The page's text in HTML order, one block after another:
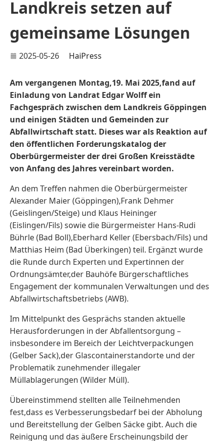
Landkreis setzen auf
gemeinsame Lösungen
2025-05-26 HaiPress
Am vergangenen Montag,19. Mai 2025,fand auf
Einladung von Landrat Edgar Wolff ein
Fachgespräch zwischen dem Landkreis Göppingen
und einigen Städten und Gemeinden zur
Abfallwirtschaft statt. Dieses war als Reaktion auf
den öffentlichen Forderungskatalog der
Oberbürgermeister der drei Großen Kreisstädte
von Anfang des Jahres vereinbart worden.
An dem Treffen nahmen die Oberbürgermeister
Alexander Maier (Göppingen),Frank Dehmer
(Geislingen/Steige) und Klaus Heininger
(Eislingen/Fils) sowie die Bürgermeister Hans-Rudi
Bührle (Bad Boll),Eberhard Keller (Ebersbach/Fils) und
Matthias Heim (Bad Überkingen) teil. Ergänzt wurde
die Runde durch Experten und Expertinnen der
Ordnungsämter,der Bauhöfe Bürgerschaftliches
Engagement der kommunalen Verwaltungen und des
Abfallwirtschaftsbetriebs (AWB).
Im Mittelpunkt des Gesprächs standen aktuelle
Herausforderungen in der Abfallentsorgung –
insbesondere im Bereich der Leichtverpackungen
(Gelber Sack),der Glascontainerstandorte und der
Problematik zunehmender illegaler
Müllablagerungen (Wilder Müll).
Übereinstimmend stellten alle Teilnehmenden
fest,dass es Verbesserungsbedarf bei der Abholung
und Bereitstellung der Gelben Säcke gibt. Auch die
Reinigung und das äußere Erscheinungsbild der